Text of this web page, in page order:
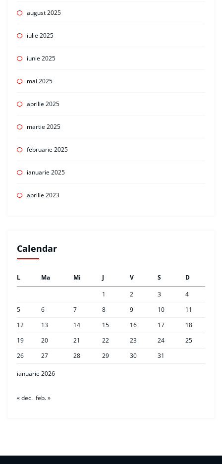
august 2025
iulie 2025
iunie 2025
mai 2025
aprilie 2025
martie 2025
februarie 2025
ianuarie 2025
aprilie 2023
Calendar
ianuarie 2026
L Ma Mi J V S
D
1
2 3
4
5
6 7 8 9 10
11
12
13 14 15 16 17
18
19
20 21 22 23 24
25
26
27 28 29 30 31
« dec. feb. »